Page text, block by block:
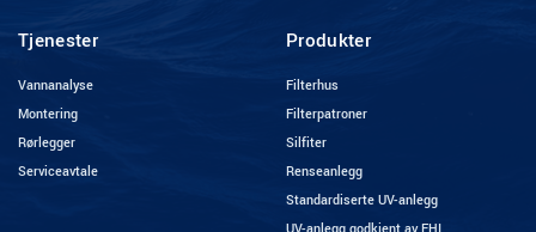
Tjenester
Vannanalyse
Montering
Rørlegger
Serviceavtale
Produkter
Filterhus
Filterpatroner
Silfiter
Renseanlegg
Standardiserte UV-anlegg